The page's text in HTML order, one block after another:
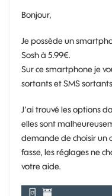
Bonjour,
Je possède un
Sosh à 5.99€.
Sur ce smartphone je
sortants et SMS
J'ai trouvé les options
elles sont
demande de choisir un
fasse, les réglages ne
votre aide.